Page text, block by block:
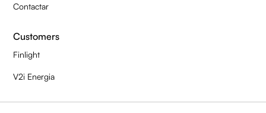
Contactar
Customers
Finlight
V2i Energia